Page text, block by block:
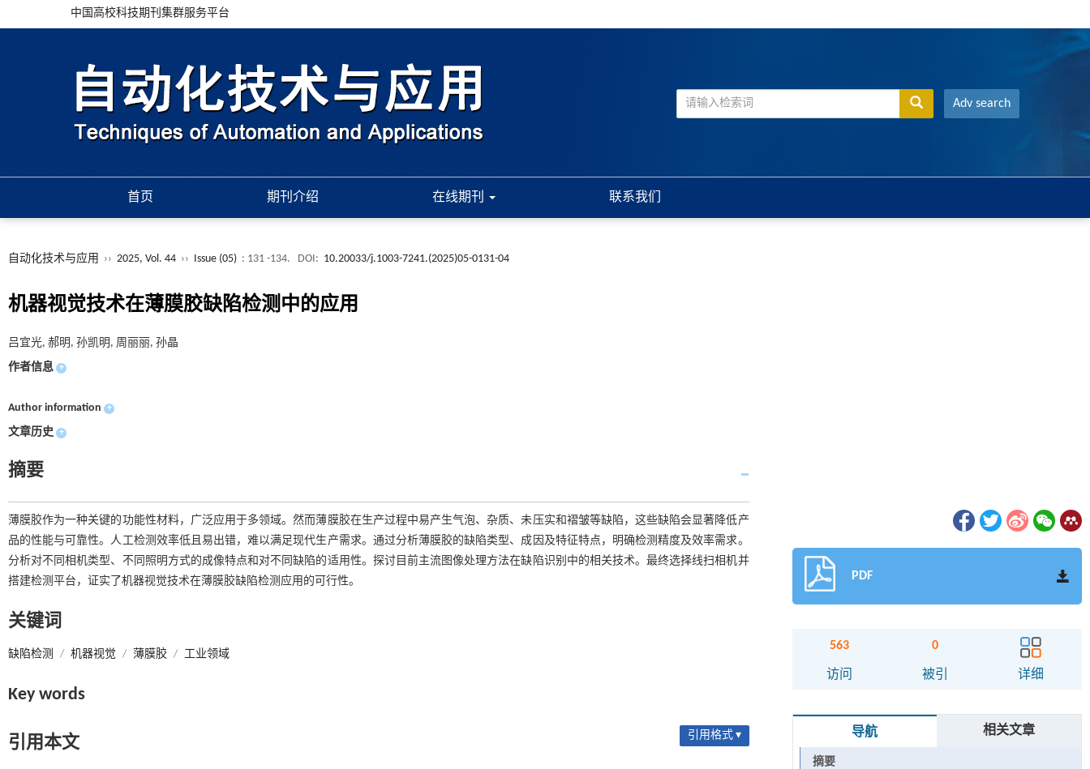
中国高校科技期刊集群服务平台
Adv search
首页 期刊介绍 在线期刊 联系我们
自动化技术与应用 ›› 2025, Vol. 44 ›› Issue (05) : 131 -134. DOI: 10.20033/j.1003-7241.(2025)05-0131-04
机器视觉技术在薄膜胶缺陷检测中的应用
吕宜光, 郝明, 孙凯明, 周丽丽, 孙晶
作者信息 +
Author information +
文章历史 +
摘要
薄膜胶作为一种关键的功能性材料，广泛应用于多领域。然而薄膜胶在生产过程中易产生气泡、杂质、未压实和褶皱等缺陷，这些缺陷会显著降低产
品的性能与可靠性。人工检测效率低且易出错，难以满足现代生产需求。通过分析薄膜胶的缺陷类型、成因及特征特点，明确检测精度及效率需求。
分析对不同相机类型、不同照明方式的成像特点和对不同缺陷的适用性。探讨目前主流图像处理方法在缺陷识别中的相关技术。最终选择线扫相机并
搭建检测平台，证实了机器视觉技术在薄膜胶缺陷检测应用的可行性。
关键词
缺陷检测 / 机器视觉 / 薄膜胶 / 工业领域
Key words
引用本文 引用格式 ▾
PDF
563
访问
0
被引 详细
导航 相关文章
摘要